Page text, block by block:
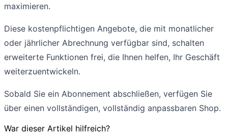
maximieren.
Diese kostenpflichtigen Angebote, die mit monatlicher
oder jährlicher Abrechnung verfügbar sind, schalten
erweiterte Funktionen frei, die Ihnen helfen, Ihr Geschäft
weiterzuentwickeln.
Sobald Sie ein Abonnement abschließen, verfügen Sie
über einen vollständigen, vollständig anpassbaren Shop.
War dieser Artikel hilfreich?